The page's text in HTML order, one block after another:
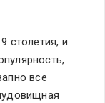
столетия, и
все